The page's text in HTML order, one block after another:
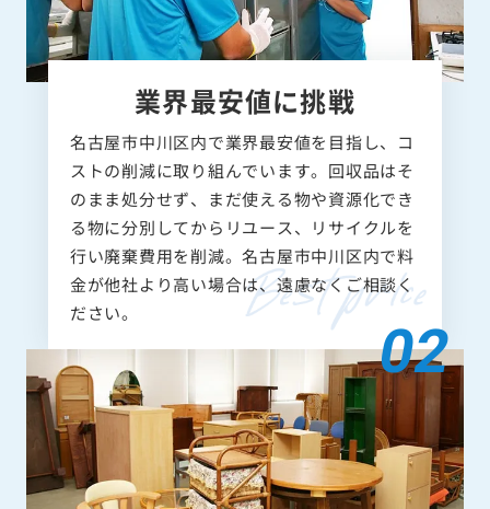
業界最安値に挑戦
名古屋市中川区内で業界最安値を目指し、コ
ストの削減に取り組んでいます。回収品はそ
のまま処分せず、まだ使える物や資源化でき
る物に分別してからリユース、リサイクルを
行い廃棄費用を削減。名古屋市中川区内で料
金が他社より高い場合は、遠慮なくご相談く
ださい。